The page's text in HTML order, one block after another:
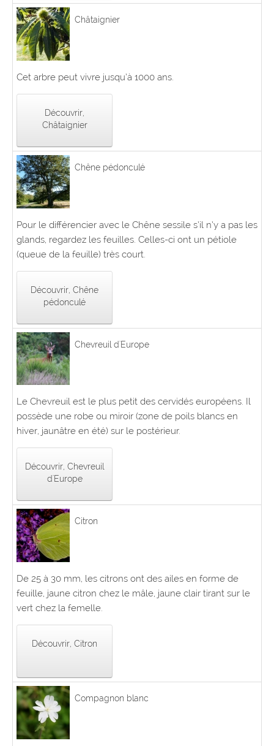
Châtaignier
Cet arbre peut vivre jusqu’à 1000 ans.
Découvrir,
Châtaignier
Chêne pédonculé
Pour le différencier avec le Chêne sessile s’il n’y a pas les
glands, regardez les feuilles. Celles-ci ont un pétiole
(queue de la feuille) très court.
Découvrir, Chêne
pédonculé
Chevreuil d'Europe
Le Chevreuil est le plus petit des cervidés européens. Il
possède une robe ou miroir (zone de poils blancs en
hiver, jaunâtre en été) sur le postérieur.
Découvrir, Chevreuil
d'Europe
Citron
De 25 à 30 mm, les citrons ont des ailes en forme de
feuille, jaune citron chez le mâle, jaune clair tirant sur le
vert chez la femelle.
Découvrir, Citron
Compagnon blanc